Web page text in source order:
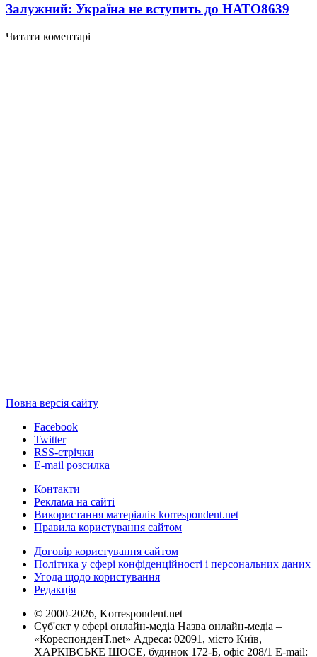
Залужний: Україна не вступить до НАТО8639
Читати коментарі
Повна версія сайту
Facebook
Twitter
RSS-стрічки
E-mail розсилка
Контакти
Реклама на сайті
Використання матеріалів korrespondent.net
Правила користування сайтом
Договір користування сайтом
Політика у сфері конфіденційності і персональних даних
Угода щодо користування
Редакція
© 2000-2026, Korrespondent.net
Суб'єкт у сфері онлайн-медіа Назва онлайн-медіа –
«КореспонденТ.net» Адреса: 02091, місто Київ,
ХАРКІВСЬКЕ ШОСЕ, будинок 172-Б, офіс 208/1 E-mail: